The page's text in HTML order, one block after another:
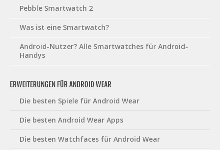
Pebble Smartwatch 2
Was ist eine Smartwatch?
Android-Nutzer? Alle Smartwatches für Android-
Handys
ERWEITERUNGEN FÜR ANDROID WEAR
Die besten Spiele für Android Wear
Die besten Android Wear Apps
Die besten Watchfaces für Android Wear